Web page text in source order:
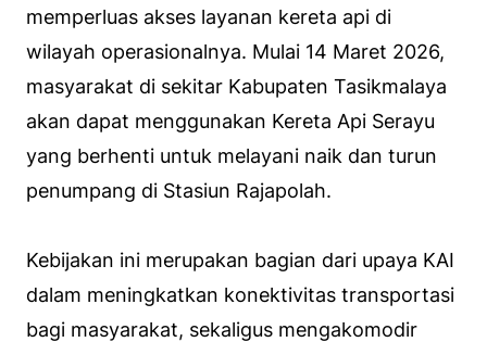
memperluas akses layanan kereta api di
wilayah operasionalnya. Mulai 14 Maret 2026,
masyarakat di sekitar Kabupaten Tasikmalaya
akan dapat menggunakan Kereta Api Serayu
yang berhenti untuk melayani naik dan turun
penumpang di Stasiun Rajapolah.
Kebijakan ini merupakan bagian dari upaya KAI
dalam meningkatkan konektivitas transportasi
bagi masyarakat, sekaligus mengakomodir